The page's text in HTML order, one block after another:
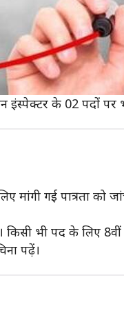
02 दिसंबर, 2019
को 80, ड्राईवर के
के 02 पदों पर
गई पात्रता को
भी पद के लिए
पढ़ें।